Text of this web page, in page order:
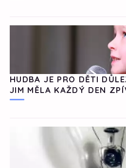
HUDBA JE PRO DĚTI
JIM MĚLA KAŽDÝ DEN